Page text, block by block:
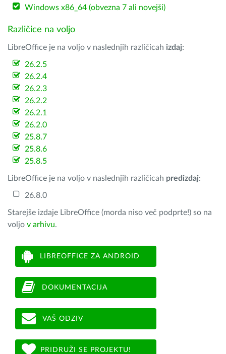
Windows x86_64 (obvezna 7 ali novejši)
Različice na voljo
LibreOffice je na voljo v naslednjih različicah izdaj:
26.2.5
26.2.4
26.2.3
26.2.2
26.2.1
26.2.0
25.8.7
25.8.6
25.8.5
LibreOffice je na voljo v naslednjih različicah predizdaj:
26.8.0
Starejše izdaje LibreOffice (morda niso več podprte!) so na
voljo v arhivu.
LIBREOFFICE ZA ANDROID
DOKUMENTACIJA
VAŠ ODZIV
PRIDRUŽI SE PROJEKTU!